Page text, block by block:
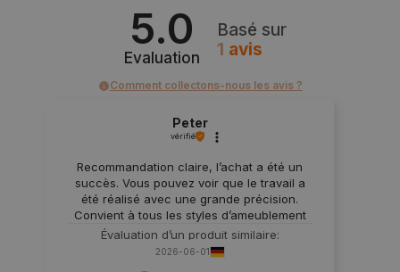
5.0
Evaluation
Basé sur
1 avis
Comment collectons-nous les avis ?
Peter
vérifié
Recommandation claire, l’achat a été un
succès. Vous pouvez voir que le travail a
été réalisé avec une grande précision.
Convient à tous les styles d’ameublement
Évaluation d’un produit similaire:
Portemanteau sur pied en bois pour
2026-06-01